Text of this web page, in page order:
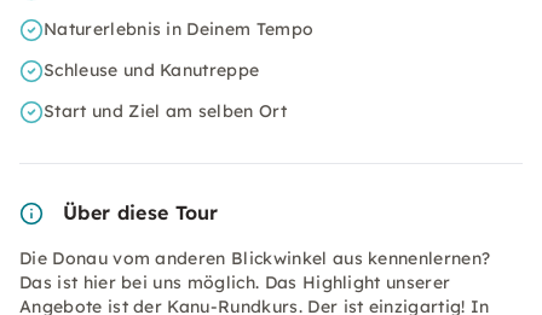
Naturerlebnis in Deinem Tempo
Schleuse und Kanutreppe
Start und Ziel am selben Ort
Über diese Tour
Die Donau vom anderen Blickwinkel aus kennenlernen?
Das ist hier bei uns möglich. Das Highlight unserer
Angebote ist der Kanu-Rundkurs. Der ist einzigartig! In